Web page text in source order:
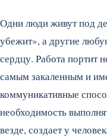
Одни люди живут под
убежит», а другие
сердцу. Работа портит
самым закаленным и
коммуникативные
необходимость
везде, создает у